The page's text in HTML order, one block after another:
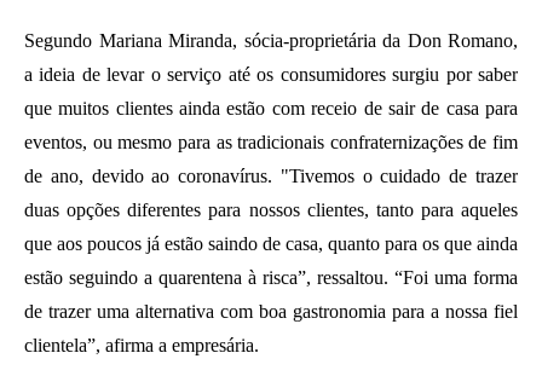
Segundo Mariana Miranda, sócia-proprietária da Don Romano,
a ideia de levar o serviço até os consumidores surgiu por saber
que muitos clientes ainda estão com receio de sair de casa para
eventos, ou mesmo para as tradicionais confraternizações de fim
de ano, devido ao coronavírus. "Tivemos o cuidado de trazer
duas opções diferentes para nossos clientes, tanto para aqueles
que aos poucos já estão saindo de casa, quanto para os que ainda
estão seguindo a quarentena à risca”, ressaltou. “Foi uma forma
de trazer uma alternativa com boa gastronomia para a nossa fiel
clientela”, afirma a empresária.